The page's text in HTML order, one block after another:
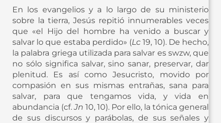
En los evangelios y a lo largo de su ministerio
sobre la tierra, Jesús repitió innumerables veces
que «el Hijo del hombre ha venido a buscar y
salvar lo que estaba perdido» (Lc 19, 10). De hecho,
la palabra griega utilizada para salvar es swzw, que
no sólo significa salvar, sino sanar, preservar, dar
plenitud. Es así como Jesucristo, movido por
compasión en sus mismas entrañas, sana para
salvar, para que tengamos vida, y vida en
abundancia (cf.Jn 10, 10). Por ello, la tónica general
de sus discursos y parábolas, de sus señales y